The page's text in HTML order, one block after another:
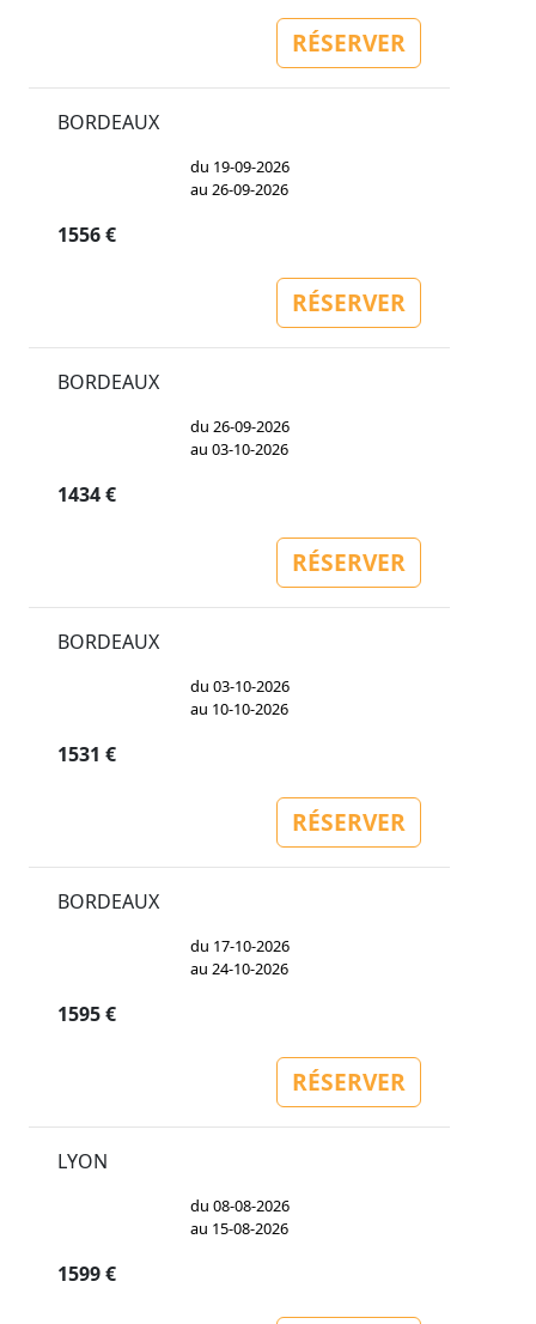
RÉSERVER
BORDEAUX
du 19-09-2026
au 26-09-2026
1556 €
RÉSERVER
BORDEAUX
du 26-09-2026
au 03-10-2026
1434 €
RÉSERVER
BORDEAUX
du 03-10-2026
au 10-10-2026
1531 €
RÉSERVER
BORDEAUX
du 17-10-2026
au 24-10-2026
1595 €
RÉSERVER
LYON
du 08-08-2026
au 15-08-2026
1599 €